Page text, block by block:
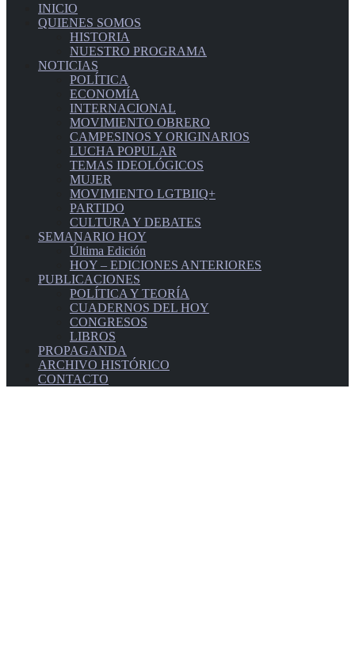
INICIO
QUIENES SOMOS
HISTORIA
NUESTRO PROGRAMA
NOTICIAS
POLÍTICA
ECONOMÍA
INTERNACIONAL
MOVIMIENTO OBRERO
CAMPESINOS Y ORIGINARIOS
LUCHA POPULAR
TEMAS IDEOLÓGICOS
MUJER
MOVIMIENTO LGTBIIQ+
PARTIDO
CULTURA Y DEBATES
SEMANARIO HOY
Última Edición
HOY – EDICIONES ANTERIORES
PUBLICACIONES
POLÍTICA Y TEORÍA
CUADERNOS DEL HOY
CONGRESOS
LIBROS
PROPAGANDA
ARCHIVO HISTÓRICO
CONTACTO